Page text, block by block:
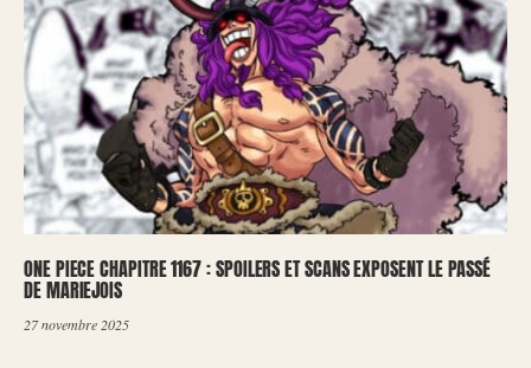
ONE PIECE CHAPITRE 1167 : SPOILERS ET SCANS EXPOSENT LE PASSÉ
DE MARIEJOIS
27 novembre 2025